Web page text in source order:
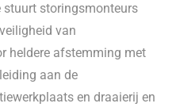
storingsmonteurs
van
heldere afstemming met
aan de
en draaierij en